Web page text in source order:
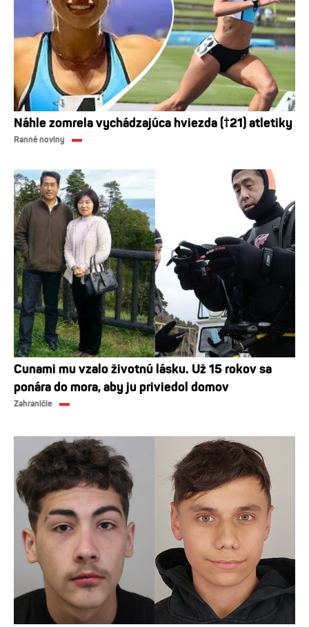
Náhle zomrela vychádzajúca hviezda (†21) atletiky
Ranné noviny
Cunami mu vzalo životnú lásku. Už 15 rokov sa
ponára do mora, aby ju priviedol domov
Zahraničie